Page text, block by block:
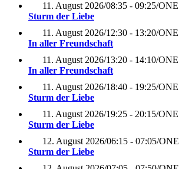
11. August 2026/08:35 - 09:25/ONE
Sturm der Liebe
11. August 2026/12:30 - 13:20/ONE
In aller Freundschaft
11. August 2026/13:20 - 14:10/ONE
In aller Freundschaft
11. August 2026/18:40 - 19:25/ONE
Sturm der Liebe
11. August 2026/19:25 - 20:15/ONE
Sturm der Liebe
12. August 2026/06:15 - 07:05/ONE
Sturm der Liebe